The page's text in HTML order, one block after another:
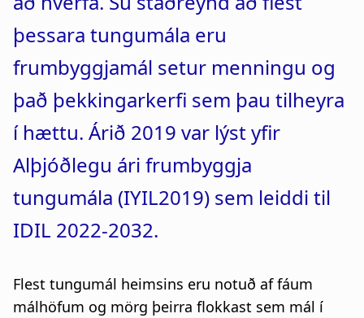
þessara tungumála eru
frumbyggjamál setur menningu og
það þekkingarkerfi sem þau tilheyra
í hættu. Árið 2019 var lýst yfir
Alþjóðlegu ári frumbyggja
tungumála (IYIL2019) sem leiddi til
IDIL 2022-2032.
Flest tungumál heimsins eru notuð af fáum
málhöfum og mörg þeirra flokkast sem mál í